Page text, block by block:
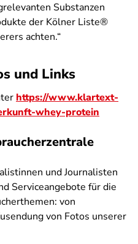
Substanzen
der Kölner Liste®
achten.“
und Links
https://www.klartext-
whey-protein
und Journalisten
Serviceangebote für die
von
von Fotos unserer